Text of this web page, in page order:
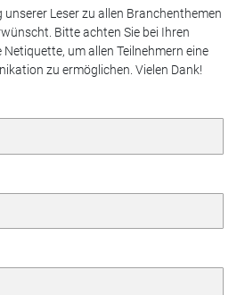
Leser zu allen Branchenthemen
Bitte achten Sie bei Ihren
um allen Teilnehmern eine
zu ermöglichen. Vielen Dank!